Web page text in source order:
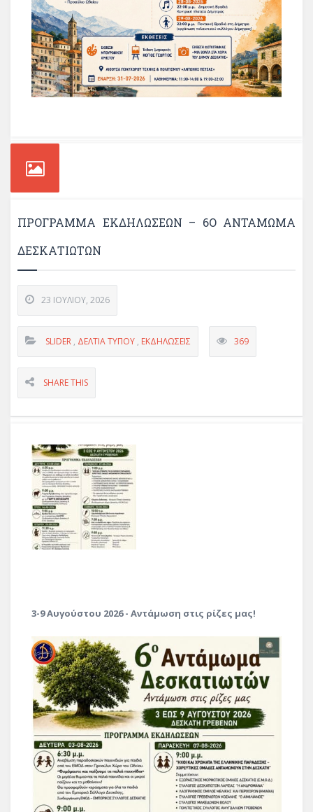
ΠΡΌΓΡΑΜΜΑ ΕΚΔΗΛΏΣΕΩΝ – 6Ο ΑΝΤΆΜΩΜΑ
ΔΕΣΚΑΤΙΩΤΏΝ
23 ΙΟΥΛΊΟΥ, 2026
SLIDER , ΔΕΛΤΊΑ ΤΎΠΟΥ , ΕΚΔΗΛΏΣΕΙΣ 369
SHARE THIS
3-9 Αυγούστου 2026 - Αντάμωση στις ρίζες μας!